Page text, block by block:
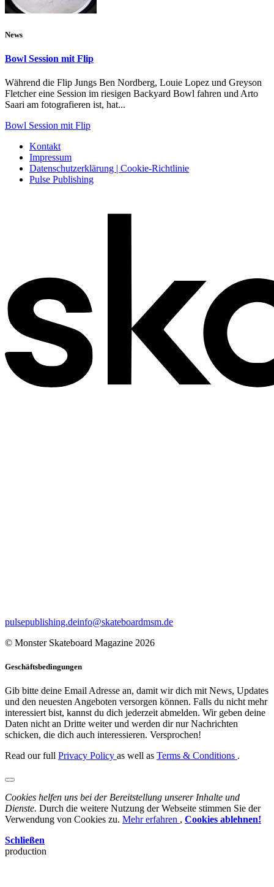
News
Bowl Session mit Flip
Während die Flip Jungs Ben Nordberg, Louie Lopez und Greyson
Fletcher eine Session im riesigen Backyard Bowl fahren und Arto
Saari am fotografieren ist, hat...
Bowl Session mit Flip
Kontakt
Impressum
Datenschutzerklärung | Cookie-Richtlinie
Pulse Publishing
pulsepublishing.deinfo@skateboardmsm.de
© Monster Skateboard Magazine 2026
Geschäftsbedingungen
Gib bitte deine Email Adresse an, damit wir dich mit News, Updates
und den neuesten Angeboten versorgen können. Falls du nicht mehr
interessiert bist, kannst du dich jederzeit abmelden. Wir geben deine
Daten nicht an Dritte weiter und werden dir nur Nachrichten
schicken, die dich auch interessieren. Versprochen!
Read our full Privacy Policy as well as Terms & Conditions .
Cookies helfen uns bei der Bereitstellung unserer Inhalte und
Dienste. Durch die weitere Nutzung der Webseite stimmen Sie der
Verwendung von Cookies zu. Mehr erfahren , Cookies ablehnen!
Schließen
production